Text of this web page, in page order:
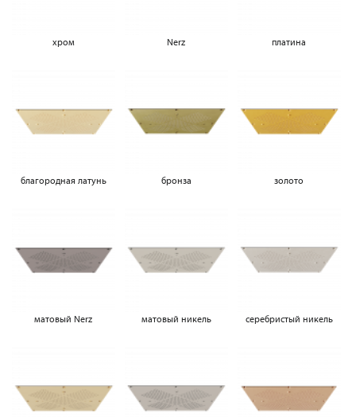
хром Nerz платина
благородная латунь бронза золото
матовый Nerz матовый никель серебристый никель